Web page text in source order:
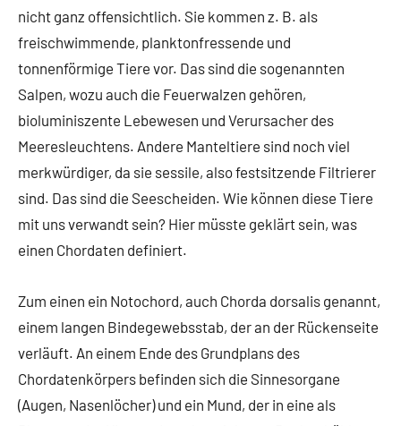
nicht ganz offensichtlich. Sie kommen z. B. als
freischwimmende, planktonfressende und
tonnenförmige Tiere vor. Das sind die sogenannten
Salpen, wozu auch die Feuerwalzen gehören,
bioluminiszente Lebewesen und Verursacher des
Meeresleuchtens. Andere Manteltiere sind noch viel
merkwürdiger, da sie sessile, also festsitzende Filtrierer
sind. Das sind die Seescheiden. Wie können diese Tiere
mit uns verwandt sein? Hier müsste geklärt sein, was
einen Chordaten definiert.
Zum einen ein Notochord, auch Chorda dorsalis genannt,
einem langen Bindegewebsstab, der an der Rückenseite
verläuft. An einem Ende des Grundplans des
Chordatenkörpers befinden sich die Sinnesorgane
(Augen, Nasenlöcher) und ein Mund, der in eine als